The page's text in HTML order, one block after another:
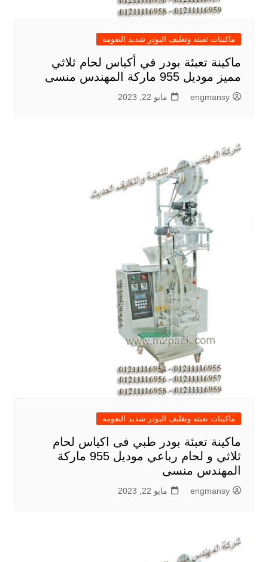
ماكينات تعبئه وتغليف البودر شديد النعومه
ماكينة تعبئة بودر في أكياس لحام ثلاثي
مميز موديل 955 ماركة المهندس منسى
engmansy مايو 22, 2023
ماكينات تعبئه وتغليف البودر شديد النعومه
ماكينة تعبئة بودر طبي فى اكياس لحام
ثلاثي و لحام رباعي موديل 955 ماركة
المهندس منسى
engmansy مايو 22, 2023